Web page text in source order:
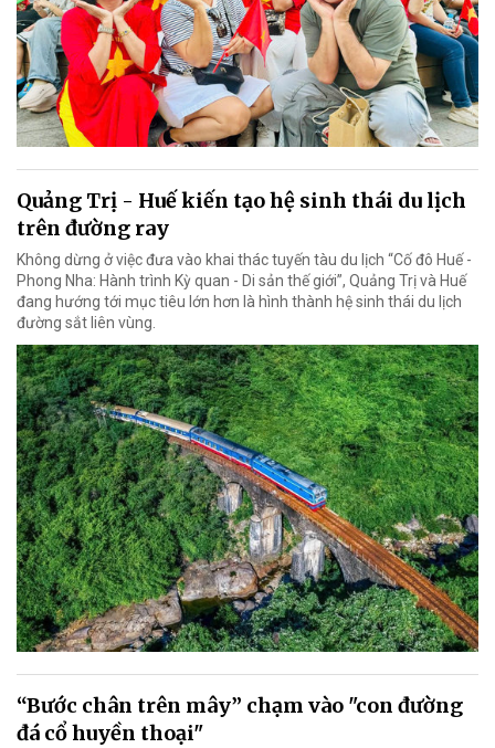
Quảng Trị - Huế kiến tạo hệ sinh thái du lịch
trên đường ray
Không dừng ở việc đưa vào khai thác tuyến tàu du lịch “Cố đô Huế -
Phong Nha: Hành trình Kỳ quan - Di sản thế giới”, Quảng Trị và Huế
đang hướng tới mục tiêu lớn hơn là hình thành hệ sinh thái du lịch
đường sắt liên vùng.
“Bước chân trên mây” chạm vào "con đường
đá cổ huyền thoại"